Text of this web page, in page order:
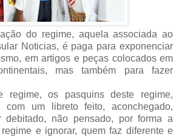
do regime, aquela associada ao
Noticias, é paga para exponenciar
em artigos e peças colocados em
mas também para fazer
regime, os pasquins deste regime,
com um libreto feito, aconchegado,
debitado, não pensado, por forma a
e ignorar, quem faz diferente e